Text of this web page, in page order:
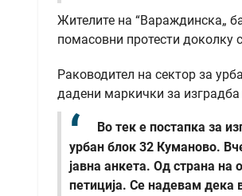
Жителите на “Вараждинска„
помасовни протести доколку
Раководител на сектор за
дадени маркички за изградба
Во тек е постапка за
урбан блок 32 Куманово.
јавна анкета. Од страна на
петиција. Се надевам дека